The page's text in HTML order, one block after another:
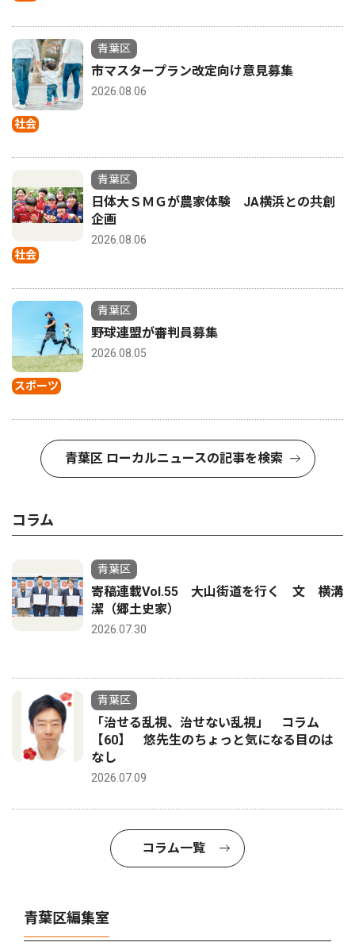
社会
青葉区
市マスタープラン改定向け意見募集
2026.08.06
社会
青葉区
日体大ＳＭＧが農家体験 JA横浜との共創
企画
2026.08.06
スポーツ
青葉区
野球連盟が審判員募集
2026.08.05
青葉区 ローカルニュースの記事を検索
コラム
青葉区
寄稿連載Vol.55 大山街道を行く 文 横溝
潔（郷土史家）
2026.07.30
青葉区
「治せる乱視、治せない乱視」 コラム
【60】 悠先生のちょっと気になる目のは
なし
2026.07.09
コラム一覧
青葉区編集室